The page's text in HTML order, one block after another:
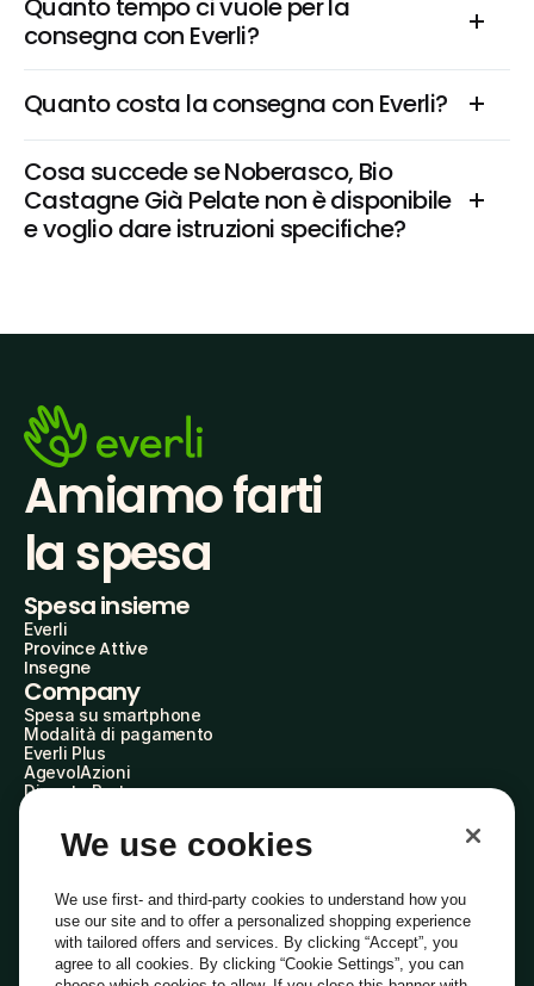
Quanto tempo ci vuole per la
consegna con Everli?
Quanto costa la consegna con Everli?
Cosa succede se Noberasco, Bio
Castagne Già Pelate non è disponibile
e voglio dare istruzioni specifiche?
Amiamo farti
la spesa
Spesa insieme
Everli
Province Attive
Insegne
Company
Spesa su smartphone
Modalità di pagamento
Everli Plus
AgevolAzioni
Diventa Partner
Everli Shoppers
About Us
Everli News
Domande frequenti
Lavora con noi
Diventa Shopper
Investitori
We use cookies
We use first- and third-party cookies to understand how you
use our site and to offer a personalized shopping experience
with tailored offers and services. By clicking “Accept”, you
agree to all cookies. By clicking “Cookie Settings”, you can